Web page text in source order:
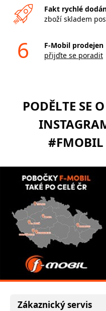
Fakt rychlé
zboží skladem
6
F-Mobil prodejen
přijďte se poradit
PODĚLTE SE
#FMOBIL
Zákaznický servis